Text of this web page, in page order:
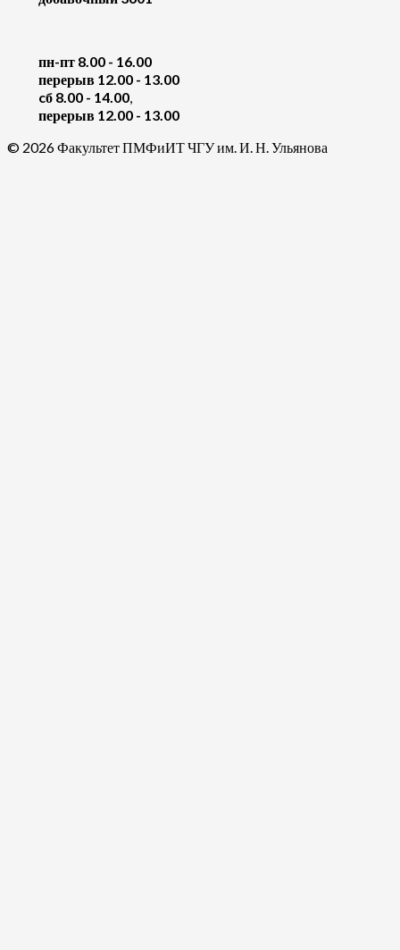
пн-пт 8.00 - 16.00
перерыв 12.00 - 13.00
cб 8.00 - 14.00,
перерыв 12.00 - 13.00
© 2026 Факультет ПМФиИТ ЧГУ им. И. Н. Ульянова